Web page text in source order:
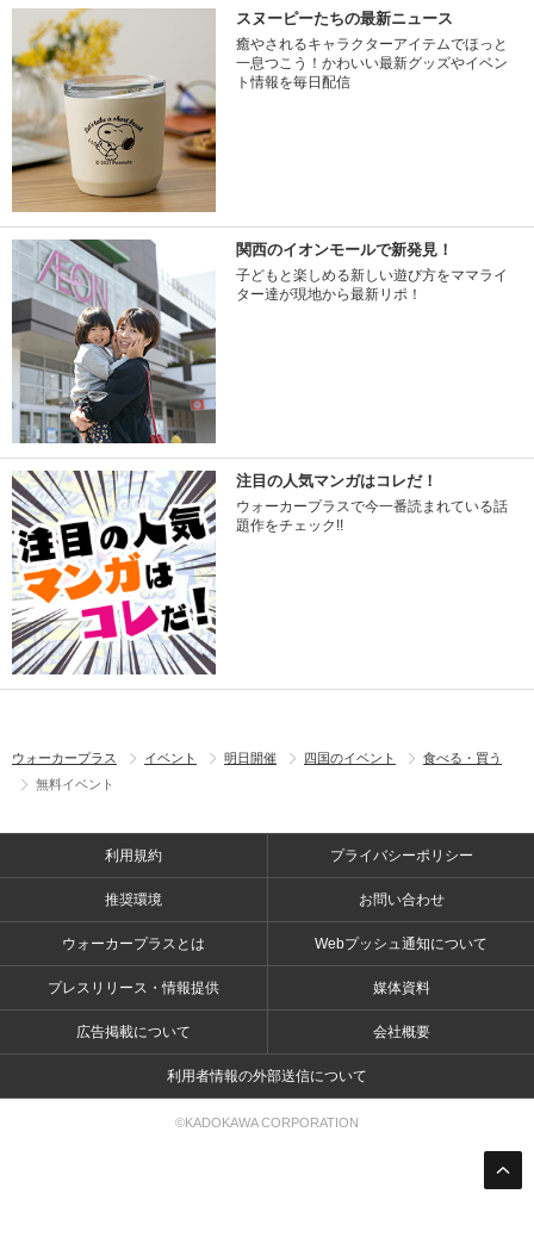
スヌーピーたちの最新ニュース
癒やされるキャラクターアイテムでほっと
一息つこう！かわいい最新グッズやイベン
ト情報を毎日配信
関西のイオンモールで新発見！
子どもと楽しめる新しい遊び方をママライ
ター達が現地から最新リポ！
注目の人気マンガはコレだ！
ウォーカープラスで今一番読まれている話
題作をチェック!!
ウォーカープラス イベント 明日開催 四国のイベント
食べる・買う
無料イベント
利用規約 プライバシーポリシー
推奨環境 お問い合わせ
ウォーカープラスとは Webプッシュ通知について
プレスリリース・情報提供 媒体資料
広告掲載について 会社概要
利用者情報の外部送信について
©KADOKAWA CORPORATION